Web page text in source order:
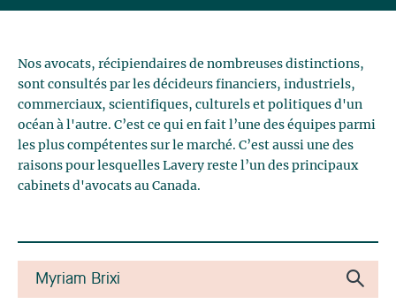
Nos avocats, récipiendaires de nombreuses distinctions,
sont consultés par les décideurs financiers, industriels,
commerciaux, scientifiques, culturels et politiques d'un
océan à l'autre. C’est ce qui en fait l’une des équipes parmi
les plus compétentes sur le marché. C’est aussi une des
raisons pour lesquelles Lavery reste l’un des principaux
cabinets d'avocats au Canada.